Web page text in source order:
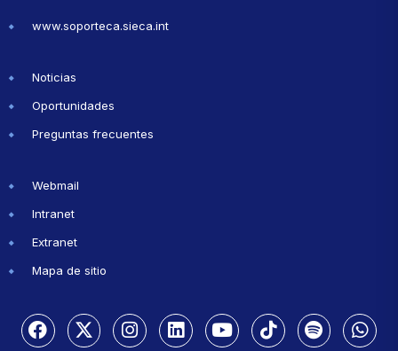
www.soporteca.sieca.int
Noticias
Oportunidades
Preguntas frecuentes
Webmail
Intranet
Extranet
Mapa de sitio